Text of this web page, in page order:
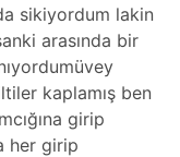
sikiyordum lakin
arasında bir
kaplamış ben
girip
her girip